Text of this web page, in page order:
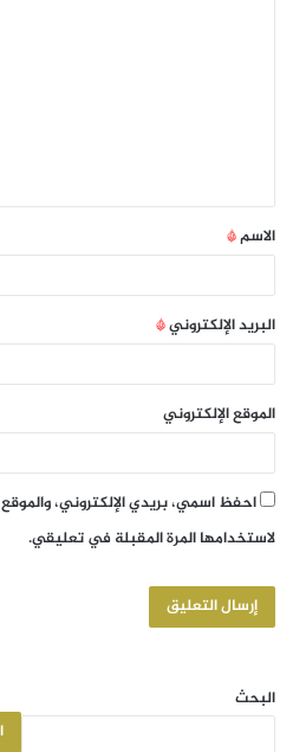
الاسم*
البريد الإلكتروني*
الموقع الإلكتروني
احفظ اسمي، بريدي الإلكتروني،
لاستخدامها المرة المقبلة في تعليقي.
البحث